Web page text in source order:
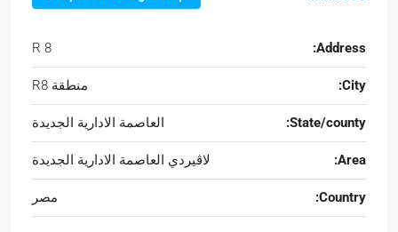
Address:
R 8
City: منطقة R8
State/county: العاصمة الادارية الجديدة
Area: لاڤيردي العاصمة الادارية الجديدة
Country: مصر